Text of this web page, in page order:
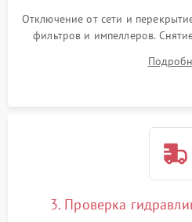
Отключение от сети и
фильтров и импеллеров.
циркуляционному насосу,
3. Проверка